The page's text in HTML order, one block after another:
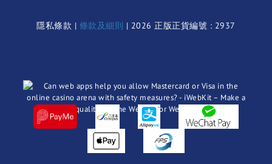
隱私條款 | 條款及細則 | 2026 正版正貨編號 : 2937